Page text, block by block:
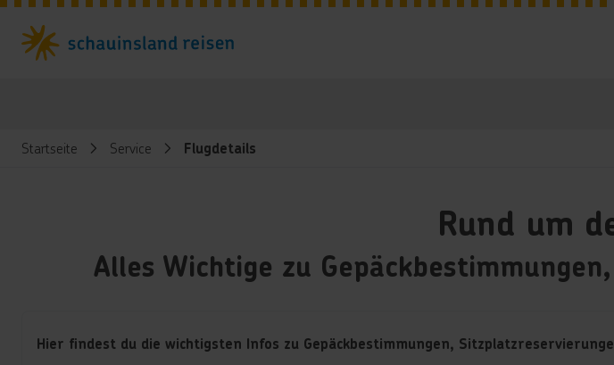
Startseite Service Flugdetails
Rund um
Alles Wichtige zu
Hier findest du die wichtigsten Infos zu Gepäckbestimmungen,